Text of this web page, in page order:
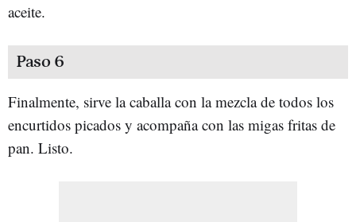
aceite.
Paso 6
Finalmente, sirve la caballa con la mezcla de todos los
encurtidos picados y acompaña con las migas fritas de
pan. Listo.